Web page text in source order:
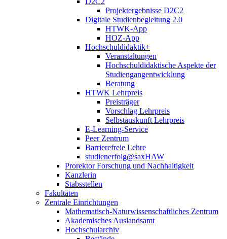
Projektergebnisse D2C2
Digitale Studienbegleitung 2.0
HTWK-App
HOZ-App
Hochschuldidaktik+
Veranstaltungen
Hochschuldidaktische Aspekte der
Studiengangentwicklung
Beratung
HTWK Lehrpreis
Preisträger
Vorschlag Lehrpreis
Selbstauskunft Lehrpreis
E-Learning-Service
Peer Zentrum
Barrierefreie Lehre
studienerfolg@saxHAW
Prorektor Forschung und Nachhaltigkeit
Kanzlerin
Stabsstellen
Fakultäten
Zentrale Einrichtungen
Mathematisch-Naturwissenschaftliches Zentrum
Akademisches Auslandsamt
Hochschularchiv